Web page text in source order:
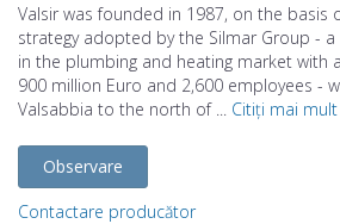
Valsir was founded in 1987, on the basis
strategy adopted by the Silmar Group -
in the plumbing and heating market with
900 million Euro and 2,600 employees -
Valsabbia to the north of ... Citiți mai mult
Observare
Contactare producător